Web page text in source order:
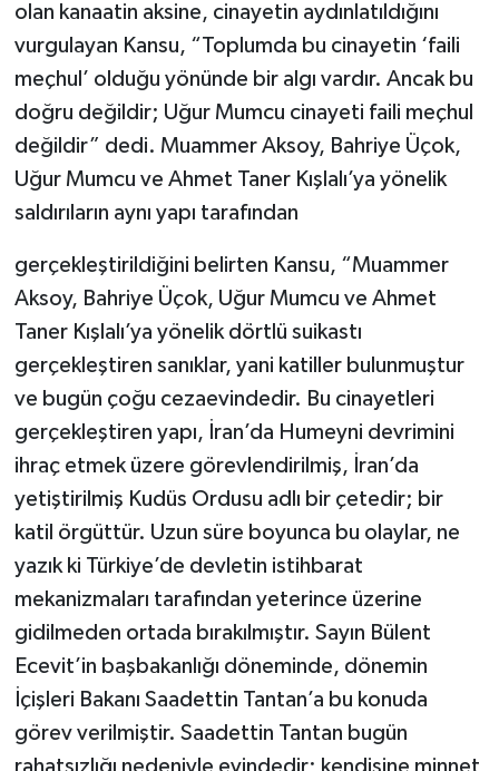
olan kanaatin aksine, cinayetin aydınlatıldığını
vurgulayan Kansu, “Toplumda bu cinayetin ‘faili
meçhul’ olduğu yönünde bir algı vardır. Ancak bu
doğru değildir; Uğur Mumcu cinayeti faili meçhul
değildir” dedi. Muammer Aksoy, Bahriye Üçok,
Uğur Mumcu ve Ahmet Taner Kışlalı’ya yönelik
saldırıların aynı yapı tarafından
gerçekleştirildiğini belirten Kansu, “Muammer
Aksoy, Bahriye Üçok, Uğur Mumcu ve Ahmet
Taner Kışlalı’ya yönelik dörtlü suikastı
gerçekleştiren sanıklar, yani katiller bulunmuştur
ve bugün çoğu cezaevindedir. Bu cinayetleri
gerçekleştiren yapı, İran’da Humeyni devrimini
ihraç etmek üzere görevlendirilmiş, İran’da
yetiştirilmiş Kudüs Ordusu adlı bir çetedir; bir
katil örgüttür. Uzun süre boyunca bu olaylar, ne
yazık ki Türkiye’de devletin istihbarat
mekanizmaları tarafından yeterince üzerine
gidilmeden ortada bırakılmıştır. Sayın Bülent
Ecevit’in başbakanlığı döneminde, dönemin
İçişleri Bakanı Saadettin Tantan’a bu konuda
görev verilmiştir. Saadettin Tantan bugün